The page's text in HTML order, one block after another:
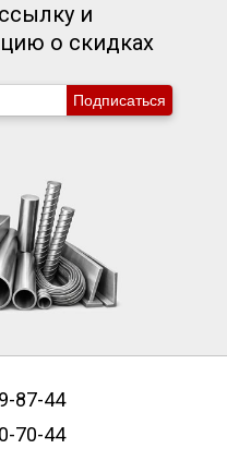
и
о скидках
Подписаться
87-44
70-44